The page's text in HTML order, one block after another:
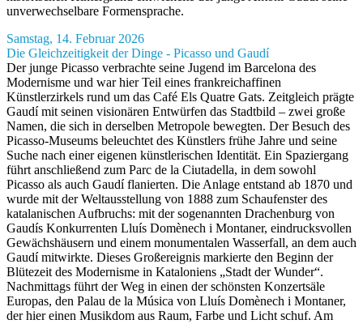
unverwechselbare Formensprache.
Samstag, 14. Februar 2026
Die Gleichzeitigkeit der Dinge - Picasso und Gaudí
Der junge Picasso verbrachte seine Jugend im Barcelona des
Modernisme und war hier Teil eines frankreichaffinen
Künstlerzirkels rund um das Café Els Quatre Gats. Zeitgleich prägte
Gaudí mit seinen visionären Entwürfen das Stadtbild – zwei große
Namen, die sich in derselben Metropole bewegten. Der Besuch des
Picasso-Museums beleuchtet des Künstlers frühe Jahre und seine
Suche nach einer eigenen künstlerischen Identität. Ein Spaziergang
führt anschließend zum Parc de la Ciutadella, in dem sowohl
Picasso als auch Gaudí flanierten. Die Anlage entstand ab 1870 und
wurde mit der Weltausstellung von 1888 zum Schaufenster des
katalanischen Aufbruchs: mit der sogenannten Drachenburg von
Gaudís Konkurrenten Lluís Domènech i Montaner, eindrucksvollen
Gewächshäusern und einem monumentalen Wasserfall, an dem auch
Gaudí mitwirkte. Dieses Großereignis markierte den Beginn der
Blütezeit des Modernisme in Kataloniens „Stadt der Wunder“.
Nachmittags führt der Weg in einen der schönsten Konzertsäle
Europas, den Palau de la Música von Lluís Domènech i Montaner,
der hier einen Musikdom aus Raum, Farbe und Licht schuf. Am